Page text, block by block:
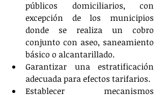
públicos domiciliarios, con
excepción de los municipios
donde se realiza un cobro
conjunto con aseo, saneamiento
básico o alcantarillado.
Garantizar una estratificación
adecuada para efectos tarifarios.
Establecer mecanismos